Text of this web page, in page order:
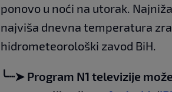
ponovo u noći na utorak.
najviša dnevna temperatura
hidrometeorološki zavod BiH.
╰┈➤ Program N1 televizije